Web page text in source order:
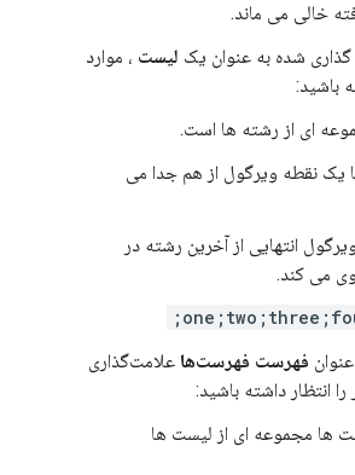
خالی می ماند.
گذاری شده به عنوان یک لیست ، موارد
باشید:
ای از رشته ها است.
یک نقطه ویرگول از هم جدا می
انتهایی از آخرین رشته در
می کند.
فهرست فهرست‌ها علامت‌گذاری
را انتظار داشته باشید:
ها مجموعه ای از لیست ها